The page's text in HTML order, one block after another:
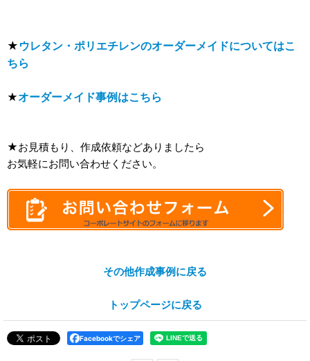
★ ウレタン・ポリエチレンのオーダーメイドについてはこ
ちら
★オーダーメイド事例はこちら
★お見積もり、作成依頼などありましたら
お気軽にお問い合わせください。
その他作成事例に戻る
トップページに戻る
Facebookでシェア